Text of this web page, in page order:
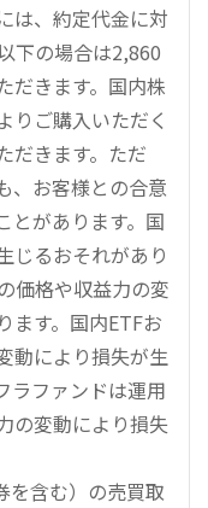
は、約定代金に対
下の場合は2,860
だきます。国内株
りご購入いただく
だきます。ただ
、お客様との合意
とがあります。国
じるおそれがあり
価格や収益力の変
ます。国内ETFお
動により損失が生
ラファンドは運用
の変動により損失
を含む）の売買取